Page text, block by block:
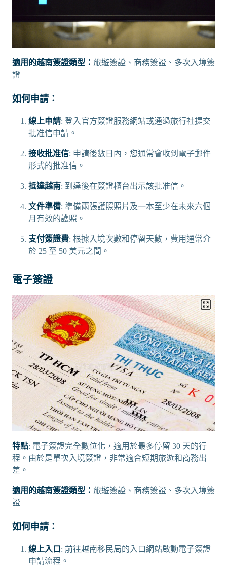
適用的越南簽證類型： 旅遊簽證、商務簽證、多次入境簽
證
如何申請：
線上申請: 登入官方簽證服務網站或通過旅行社提交
批准信申請。
接收批准信: 申請後數日內，您通常會收到電子郵件
形式的批准信。
抵達越南: 到達後在簽證櫃台出示該批准信。
文件準備: 準備兩張護照照片及一本至少在未來六個
月有效的護照。
支付簽證費: 根據入境次數和停留天數，費用通常介
於 25 至 50 美元之間。
電子簽證
特點: 電子簽證完全數位化，適用於最多停留 30 天的行
程。由於是單次入境簽證，非常適合短期旅遊和商務出
差。
適用的越南簽證類型： 旅遊簽證、商務簽證、多次入境簽
證
如何申請：
線上入口 : 前往越南移民局的入口網站啟動電子簽證
申請流程。